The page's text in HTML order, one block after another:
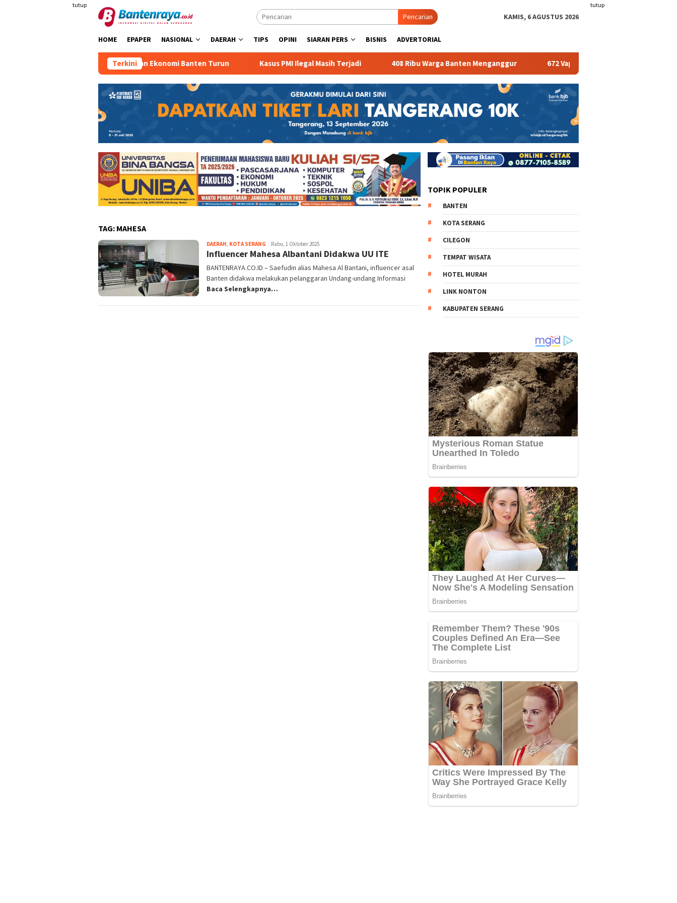
tutup tutup
Pencarian KAMIS, 6 AGUSTUS 2026
HOME EPAPER NASIONAL DAERAH TIPS OPINI SIARAN PERS BISNIS ADVERTORIAL
Terkini
Pertumbuhan Ekonomi Banten Turun Kasus PMI Ilegal Masih Terjadi 408 Ribu Warga Banten Menganggur 672 Vape Store Terancam Tutup
TAG: MAHESA
DAERAH KOTA SERANG Redaksi
Banten
Rabu, 1 Oktober 2025
Influencer Mahesa Albantani Didakwa UU ITE
BANTENRAYA.CO.ID – Saefudin alias Mahesa Al Bantani, influencer asal
Banten didakwa melakukan pelanggaran Undang-undang Informasi
Baca Selengkapnya…
TOPIK POPULER
BANTEN
KOTA SERANG
CILEGON
TEMPAT WISATA
HOTEL MURAH
LINK NONTON
KABUPATEN SERANG